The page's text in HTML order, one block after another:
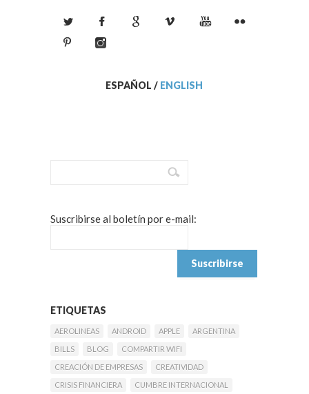
ESPAÑOL / ENGLISH
Suscribirse al boletín por e-mail:
ETIQUETAS
AEROLINEAS ANDROID APPLE
ARGENTINA
BILLS
BLOG
COMPARTIR WIFI
CREACIÓN DE EMPRESAS
CREATIVIDAD
CRISIS FINANCIERA
CUMBRE INTERNACIONAL